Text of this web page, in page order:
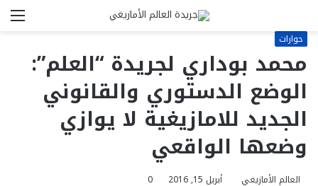
عن
حوارات
محمد بوداري لجريدة “العلم”:
الوضع الدستوري والقانوني
الجديد للامازيغية لا يوازي
وضعها الواقعي
العالم الأمازيغي أبريل 15, 2016 0